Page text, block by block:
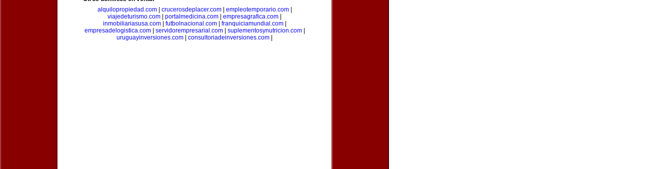
alquilopropiedad.com| crucerosdeplacer.com| empleotemporario.com|
viajedeturismo.com
portalmedicina.com empresagrafica.com
inmobiliariasusa.com| futbolnacional.com| franquiciamundial.com|
empresadelogistica.com| servidorempresarial.com| suplementosynutricion.com|
uruguayinversiones.com
consultoriadeinversiones.com